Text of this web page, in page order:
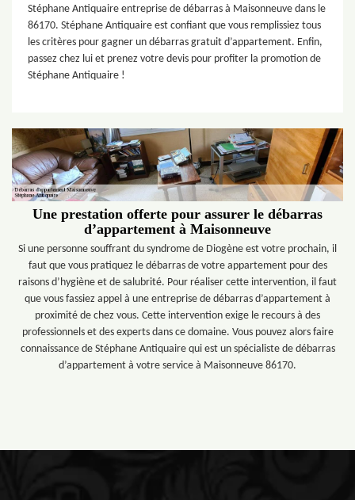
Stéphane Antiquaire entreprise de débarras à Maisonneuve dans le
86170. Stéphane Antiquaire est confiant que vous remplissiez tous
les critères pour gagner un débarras gratuit d’appartement. Enfin,
passez chez lui et prenez votre devis pour profiter la promotion de
Stéphane Antiquaire !
Une prestation offerte pour assurer le débarras
d’appartement à Maisonneuve
Si une personne souffrant du syndrome de Diogène est votre prochain, il
faut que vous pratiquez le débarras de votre appartement pour des
raisons d’hygiène et de salubrité. Pour réaliser cette intervention, il faut
que vous fassiez appel à une entreprise de débarras d’appartement à
proximité de chez vous. Cette intervention exige le recours à des
professionnels et des experts dans ce domaine. Vous pouvez alors faire
connaissance de Stéphane Antiquaire qui est un spécialiste de débarras
d’appartement à votre service à Maisonneuve 86170.